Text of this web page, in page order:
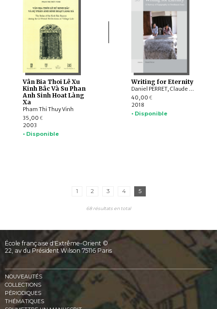
Vân Bia Thoi Lê Xu
Kinh Bâc Và Su Phan
Anh Sinh Hoat Làng
Xa
Pham Thi Thuy Vinh
35,00 €
2003
• Disponible
Writing for Eternity
Daniel PERRET, Claude GUILLOT, Ludvik KALUS, Philippe PAPIN, Claudine SALMON , Jacques P. LEIDER, Michel LORRILLARD, Arlo GRIFFITHS, Dominique SOUTIF, Julia ESTEVE, Peter SKILLING, Hadi SIDOMULYO, Tilman FRASCH, Kyaw Minn HTIN, Marek BUCHMANN, Christian BAUER, Titi Surti NASTITI, Roderick ORLINA
40,00 €
2018
• Disponible
1 2 3 4 5
68 résultats en total
École française d'Extrême-Orient ©
22, av du Président Wilson 75116 Paris
NOUVEAUTÉS
COLLECTIONS
PÉRIODIQUES
THÉMATIQUES